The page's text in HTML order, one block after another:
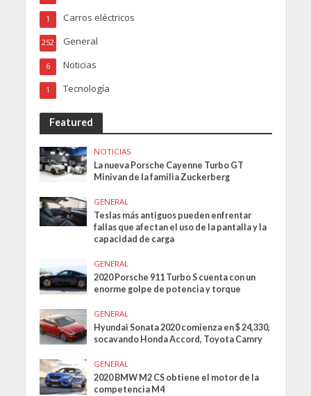
Carros eléctricos
1
General
252
Noticias
6
Tecnología
1
Featured
NOTICIAS
La nueva Porsche Cayenne Turbo GT
Minivan de la familia Zuckerberg
GENERAL
Teslas más antiguos pueden enfrentar
fallas que afectan el uso de la pantalla y la
capacidad de carga
GENERAL
2020 Porsche 911 Turbo S cuenta con un
enorme golpe de potencia y torque
GENERAL
Hyundai Sonata 2020 comienza en $ 24,330,
socavando Honda Accord, Toyota Camry
GENERAL
2020 BMW M2 CS obtiene el motor de la
competencia M4